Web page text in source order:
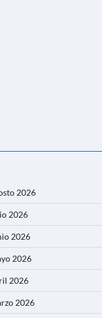
2026
2026
2026
2026
2026
2026